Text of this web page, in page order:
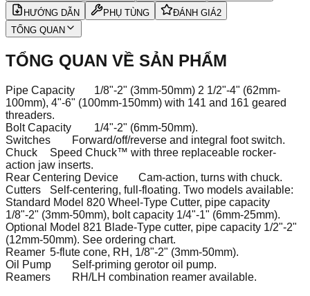
HƯỚNG DẪN
PHỤ TÙNG ĐÁNH GIÁ2
TỔNG QUAN
TỔNG QUAN VỀ SẢN PHẨM
Pipe Capacity
1/8"-2" (3mm-50mm) 2 1/2"-4" (62mm-
100mm), 4"-6" (100mm-150mm) with 141 and 161 geared
threaders.
Bolt Capacity
1/4"-2" (6mm-50mm).
Switches
Forward/off/reverse and integral foot switch.
Chuck
Speed Chuck™ with three replaceable rocker-
action jaw inserts.
Rear Centering Device
Cam-action, turns with chuck.
Cutters
Self-centering, full-floating. Two models available:
Standard Model 820 Wheel-Type Cutter, pipe capacity
1/8"-2" (3mm-50mm), bolt capacity 1/4"-1" (6mm-25mm).
Optional Model 821 Blade-Type cutter, pipe capacity 1/2"-2"
(12mm-50mm). See ordering chart.
Reamer 5-flute cone, RH, 1/8"-2" (3mm-50mm).
Oil Pump
Self-priming gerotor oil pump.
Reamers
RH/LH combination reamer available.